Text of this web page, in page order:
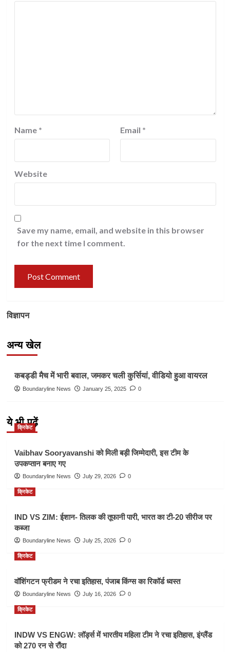
Name * Email *
Website
Save my name, email, and website in this browser
for the next time I comment.
विज्ञापन
अन्य खेल
Other Sports
कबड्डी मैच में भारी बवाल, जमकर चली कुर्सियां, वीडियो हुआ वायरल
Boundaryline News January 25, 2025 0
ये भी पढ़ें
क्रिकेट
Vaibhav Sooryavanshi को मिली बड़ी जिम्मेदारी, इस टीम के
उपकप्तान बनाए गए
Boundaryline News July 29, 2026 0
क्रिकेट
IND VS ZIM: ईशान- तिलक की तूफानी पारी, भारत का टी-20 सीरीज पर
कब्जा
Boundaryline News July 25, 2026 0
क्रिकेट
वॉशिंगटन फ्रीडम ने रचा इतिहास, पंजाब किंग्स का रिकॉर्ड ध्वस्त
Boundaryline News July 16, 2026 0
क्रिकेट
INDW VS ENGW: लॉर्ड्स में भारतीय महिला टीम ने रचा इतिहास, इंग्लैंड
को 270 रन से रौंदा